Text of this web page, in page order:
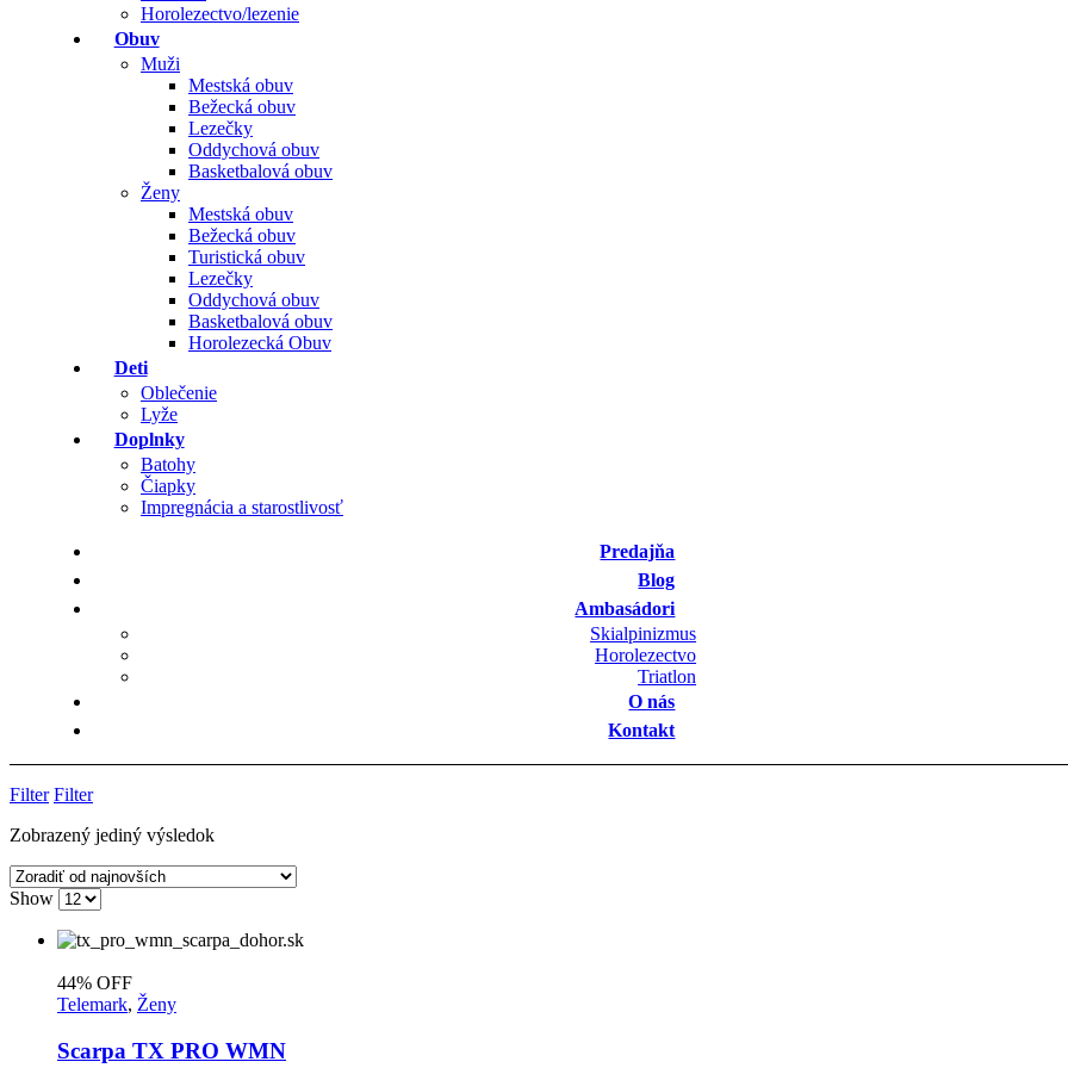
Horolezectvo/lezenie
Obuv
Muži
Mestská obuv
Bežecká obuv
Lezečky
Oddychová obuv
Basketbalová obuv
Ženy
Mestská obuv
Bežecká obuv
Turistická obuv
Lezečky
Oddychová obuv
Basketbalová obuv
Horolezecká Obuv
Deti
Oblečenie
Lyže
Doplnky
Batohy
Čiapky
Impregnácia a starostlivosť
Predajňa
Blog
Ambasádori
Skialpinizmus
Horolezectvo
Triatlon
O nás
Kontakt
Filter Filter
Zobrazený jediný výsledok
Show
44% OFF
Telemark, Ženy
Scarpa TX PRO WMN